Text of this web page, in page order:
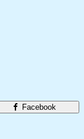
Facebook